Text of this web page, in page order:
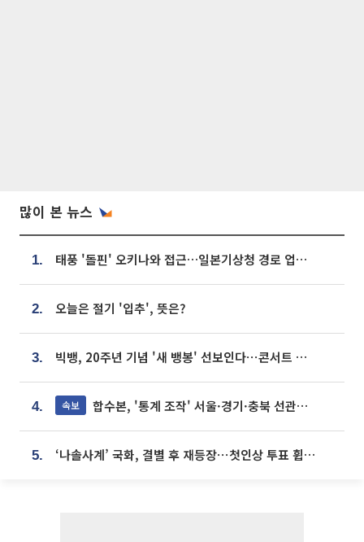
많이 본 뉴스
1. 태풍 '돌핀' 오키나와 접근…일본기상청 경로 업데이트
2. 오늘은 절기 '입추', 뜻은?
3. 빅뱅, 20주년 기념 '새 뱅봉' 선보인다⋯콘서트 앞두고 팝업 개최
4. 속보 합수본, '통계 조작' 서울·경기·충북 선관위 등 추가 압수수색
5. ‘나솔사계’ 국화, 결별 후 재등장⋯첫인상 투표 휩쓸고 ‘인기녀’ 등극